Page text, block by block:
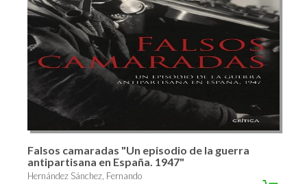
Falsos camaradas "Un episodio de la guerra
antipartisana en España. 1947"
Hernández Sánchez, Fernando